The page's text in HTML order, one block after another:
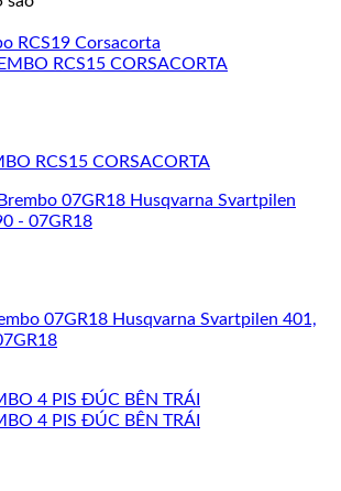
RCS15 CORSACORTA
07GR18 Husqvarna Svartpilen 401,